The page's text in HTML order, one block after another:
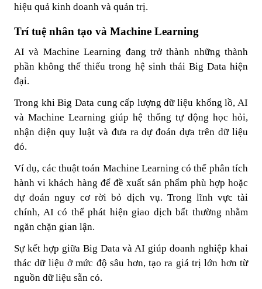
hiệu quả kinh doanh và quản trị.
Trí tuệ nhân tạo và Machine Learning
AI và Machine Learning đang trở thành những thành
phần không thể thiếu trong hệ sinh thái Big Data hiện
đại.
Trong khi Big Data cung cấp lượng dữ liệu khổng lồ, AI
và Machine Learning giúp hệ thống tự động học hỏi,
nhận diện quy luật và đưa ra dự đoán dựa trên dữ liệu
đó.
Ví dụ, các thuật toán Machine Learning có thể phân tích
hành vi khách hàng để đề xuất sản phẩm phù hợp hoặc
dự đoán nguy cơ rời bỏ dịch vụ. Trong lĩnh vực tài
chính, AI có thể phát hiện giao dịch bất thường nhằm
ngăn chặn gian lận.
Sự kết hợp giữa Big Data và AI giúp doanh nghiệp khai
thác dữ liệu ở mức độ sâu hơn, tạo ra giá trị lớn hơn từ
nguồn dữ liệu sẵn có.